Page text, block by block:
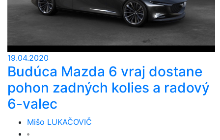
19.04.2020
Budúca Mazda 6 vraj dostane
pohon zadných kolies a radový
6-valec
Mišo LUKAČOVIČ